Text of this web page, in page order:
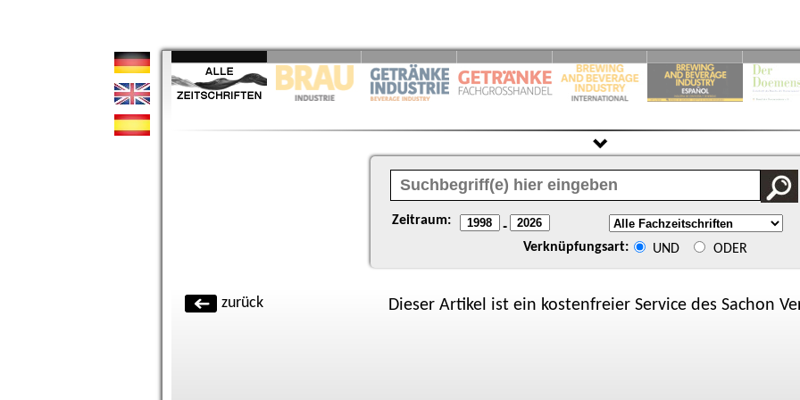
Zeitraum: -
Verknüpfungsart: UND ODER
zurück Dieser Artikel ist ein kostenfreier Service des Sachon